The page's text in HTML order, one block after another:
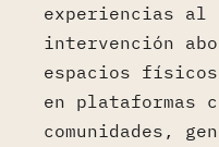
experiencias al
intervención
espacios
en plataformas
comunidades,